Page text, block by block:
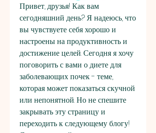
Привет, друзья! Как вам
сегодняшний день? Я надеюсь, что
вы чувствуете себя хорошо и
настроены на продуктивность и
достижение целей. Сегодня я хочу
поговорить с вами о диете для
заболевающих почек - теме,
которая может показаться скучной
или непонятной. Но не спешите
закрывать эту страницу и
переходить к следующему блогу!